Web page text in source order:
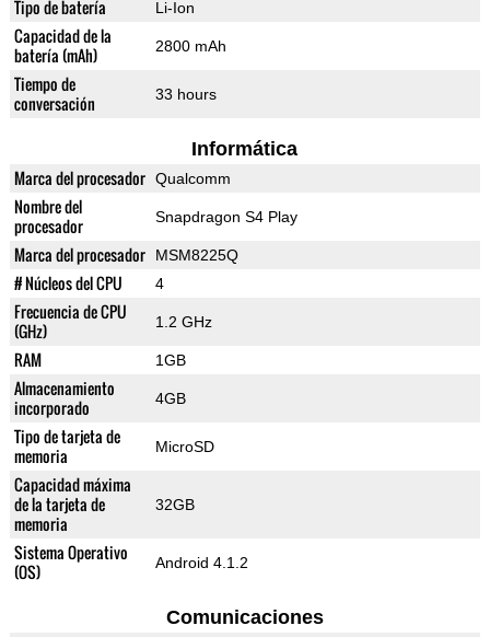
Tipo de batería Li-Ion
Capacidad de la
batería (mAh)
2800 mAh
Tiempo de
conversación
33 hours
Informática
Marca del procesador Qualcomm
Nombre del
procesador
Snapdragon S4 Play
Marca del procesador MSM8225Q
# Núcleos del CPU 4
Frecuencia de CPU
(GHz)
1.2 GHz
RAM 1GB
Almacenamiento
incorporado
4GB
Tipo de tarjeta de
memoria
MicroSD
Capacidad máxima
de la tarjeta de
memoria
32GB
Sistema Operativo
(OS)
Android 4.1.2
Comunicaciones